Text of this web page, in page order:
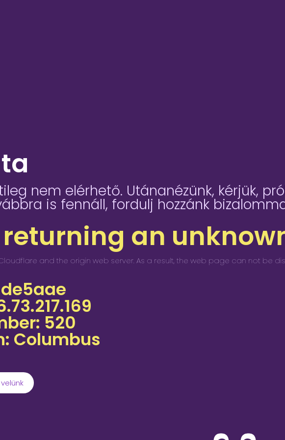
nem elérhető. Utánanézünk, kérjük,
is fennáll, fordulj hozzánk
an
and the origin web server. As a result, the web page can not be
520
Columbus